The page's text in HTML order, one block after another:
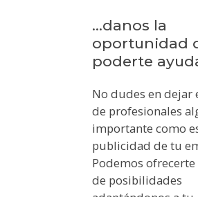
...danos la
oportunidad
poderte
No dudes en dejar
de profesionales
importante como
publicidad de tu
Podemos
de posibilidades